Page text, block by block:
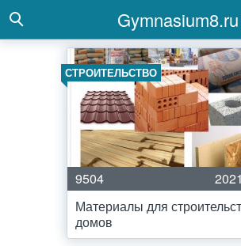
Gymnasium8.ru
СТРОИТЕЛЬСТВО
9504
Материалы для
домов